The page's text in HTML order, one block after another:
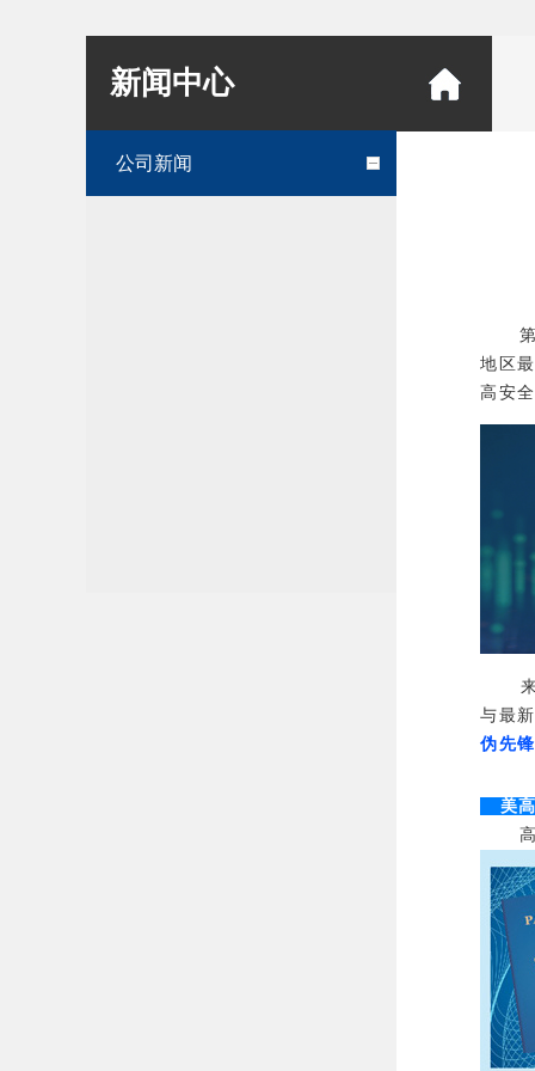
新闻中心
公司新闻
第十
地区
高安
来自
与最
伪先
美
高彩